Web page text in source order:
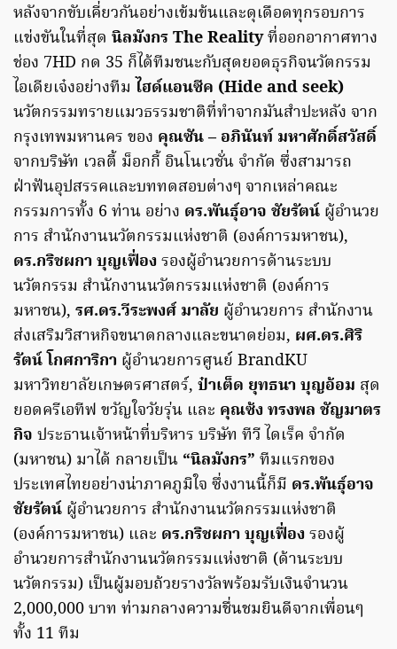
หลังจากขับเคี่ยวกันอย่างเข้มข้นและดุเดือดทุกรอบการ
แข่งขันในที่สุด นิลมังกร The Realityที่ออกอากาศทาง
ช่อง 7HD กด 35 ก็ได้ทีมชนะกับสุดยอดธุรกิจนวัตกรรม
ไอเดียเจ๋งอย่างทีม ไฮด์แอนซีค (Hide and seek)
นวัตกรรมทรายแมวธรรมชาติที่ทำจากมันสำปะหลัง จาก
กรุงเทพมหานคร ของ คุณซัน – อภินันท์ มหาศักดิ์สวัสดิ์
จากบริษัท เวลตี้ ม็อกกี้ อินโนเวชั่น จำกัด ซึ่งสามารถ
ฝ่าฟันอุปสรรคและบททดสอบต่างๆ จากเหล่าคณะ
กรรมการทั้ง 6 ท่าน อย่าง ดร.พันธุ์อาจ ชัยรัตน์ ผู้อำนวย
การ สำนักงานนวัตกรรมแห่งชาติ (องค์การมหาชน),
ดร.กริชผกา บุญเฟื่องรองผู้อำนวยการด้านระบบ
นวัตกรรม สำนักงานนวัตกรรมแห่งชาติ (องค์การ
มหาชน), รศ.ดร.วีระพงศ์ มาลัย ผู้อำนวยการ สำนักงาน
ส่งเสริมวิสาหกิจขนาดกลางและขนาดย่อม, ผศ.ดร.ศิริ
รัตน์ โกศการิกา ผู้อำนวยการศูนย์ BrandKU
มหาวิทยาลัยเกษตรศาสตร์, ป๋าเต็ด ยุทธนา บุญอ้อม สุด
ยอดครีเอทีฟ ขวัญใจวัยรุ่น และ คุณซ้ง ทรงพล ชัญมาตร
กิจ ประธานเจ้าหน้าที่บริหาร บริษัท ทีวี ไดเร็ค จำกัด
(มหาชน) มาได้ กลายเป็น “นิลมังกร” ทีมแรกของ
ประเทศไทยอย่างน่าภาคภูมิใจ ซึ่งงานนี้ก็มี ดร.พันธุ์อาจ
ชัยรัตน์ ผู้อำนวยการ สำนักงานนวัตกรรมแห่งชาติ
(องค์การมหาชน) และ ดร.กริชผกา บุญเฟื่องรองผู้
อำนวยการสำนักงานนวัตกรรมแห่งชาติ (ด้านระบบ
นวัตกรรม) เป็นผู้มอบถ้วยรางวัลพร้อมรับเงินจำนวน
2,000,000 บาท ท่ามกลางความชื่นชมยินดีจากเพื่อนๆ
ทั้ง 11 ทีม